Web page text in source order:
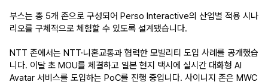
부스는 총 5개 존으로 구성되어 Perso Interactive의 산업별 적용 시나
리오를 구체적으로 체험할 수 있도록 설계됐습니다.
NTT 존에서는 NTT·니혼교통과 협력한 모빌리티 도입 사례를 공개했습
니다. 이달 초 MOU를 체결하고 일본 현지 택시에 실시간 대화형 AI
Avatar 서비스를 도입하는 PoC를 진행 중입니다. 사이니지 존은 MWC